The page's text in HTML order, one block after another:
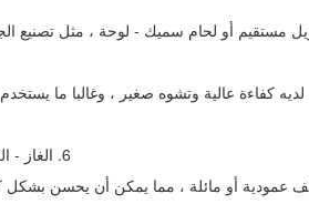
مستقيم أو لحام سميك - لوحة ، مثل تصنيع
عالية وتشوه صغير ، وغالبا ما يستخدم
6. الغاز -
عمودية أو مائلة ، مما يمكن أن يحسن بشكل